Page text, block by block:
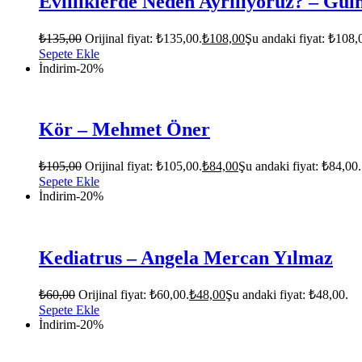
₺135,00 Orijinal fiyat: ₺135,00.₺108,00Şu andaki fiyat:
Sepete Ekle
İndirim-20%
Kör – Mehmet Öner
₺105,00 Orijinal fiyat: ₺105,00.₺84,00Şu andaki fiyat: ₺84,00.
Sepete Ekle
İndirim-20%
Kediatrus – Angela Mercan Yılmaz
₺60,00 Orijinal fiyat: ₺60,00.₺48,00Şu andaki fiyat: ₺48,00.
Sepete Ekle
İndirim-20%